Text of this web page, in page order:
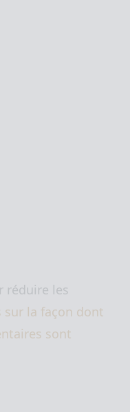
réduire les
sur la façon dont
sont